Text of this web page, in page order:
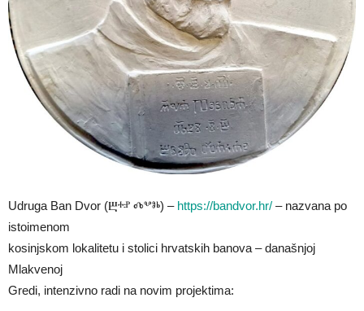
Udruga Ban Dvor (Ⰱⰰⱀ Ⰴⰲⱁⱃ) – https://bandvor.hr/ – nazvana po
istoimenom
kosinjskom lokalitetu i stolici hrvatskih banova – današnjoj
Mlakvenoj
Gredi, intenzivno radi na novim projektima: